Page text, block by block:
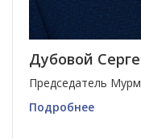
Дубовой
Председатель
Подробнее